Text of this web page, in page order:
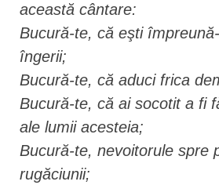
această cântare:
Bucură-te, că eşti
îngerii;
Bucură-te, că aduci frica
Bucură-te, că ai socotit a fi
ale lumii acesteia;
Bucură-te, nevoitorule spre
rugăciunii;